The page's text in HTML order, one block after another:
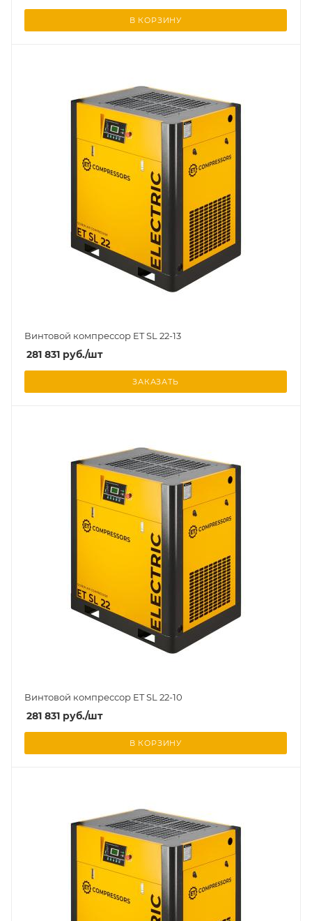
В КОРЗИНУ
Винтовой компрессор ET SL 22-13
281 831 руб./шт
ЗАКАЗАТЬ
Винтовой компрессор ET SL 22-10
281 831 руб./шт
В КОРЗИНУ